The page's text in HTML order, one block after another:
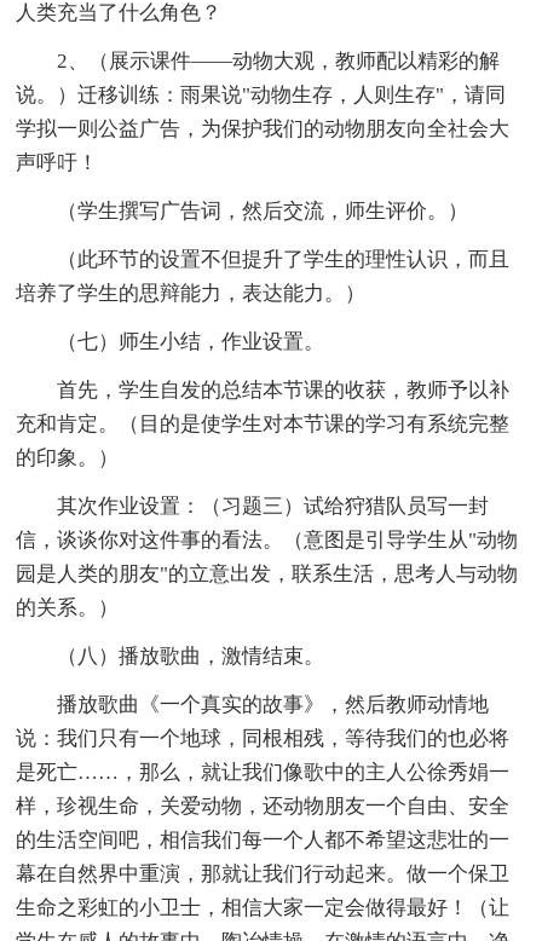
人类充当了什么角色？
2、（展示课件——动物大观，教师配以精彩的解
说。）迁移训练：雨果说"动物生存，人则生存"，请同
学拟一则公益广告，为保护我们的动物朋友向全社会大
声呼吁！
（学生撰写广告词，然后交流，师生评价。）
（此环节的设置不但提升了学生的理性认识，而且
培养了学生的思辩能力，表达能力。）
（七）师生小结，作业设置。
首先，学生自发的总结本节课的收获，教师予以补
充和肯定。（目的是使学生对本节课的学习有系统完整
的印象。）
其次作业设置：（习题三）试给狩猎队员写一封
信，谈谈你对这件事的看法。（意图是引导学生从"动物
园是人类的朋友"的立意出发，联系生活，思考人与动物
的关系。）
（八）播放歌曲，激情结束。
播放歌曲《一个真实的故事》，然后教师动情地
说：我们只有一个地球，同根相残，等待我们的也必将
是死亡……，那么，就让我们像歌中的主人公徐秀娟一
样，珍视生命，关爱动物，还动物朋友一个自由、安全
的生活空间吧，相信我们每一个人都不希望这悲壮的一
幕在自然界中重演，那就让我们行动起来。做一个保卫
生命之彩虹的小卫士，相信大家一定会做得最好！（让